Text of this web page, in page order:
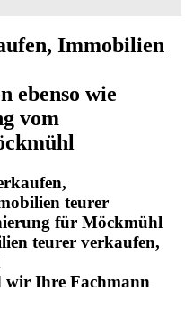
Immobilien
ebenso wie
vom
teurer
für Möckmühl
teurer verkaufen,
wir Ihre Fachmann